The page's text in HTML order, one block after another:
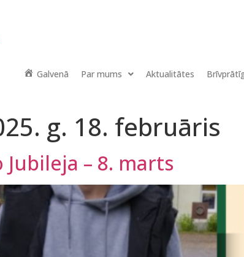
Galvenā Par mums Aktualitātes
g. 18. februāris
– 8. marts